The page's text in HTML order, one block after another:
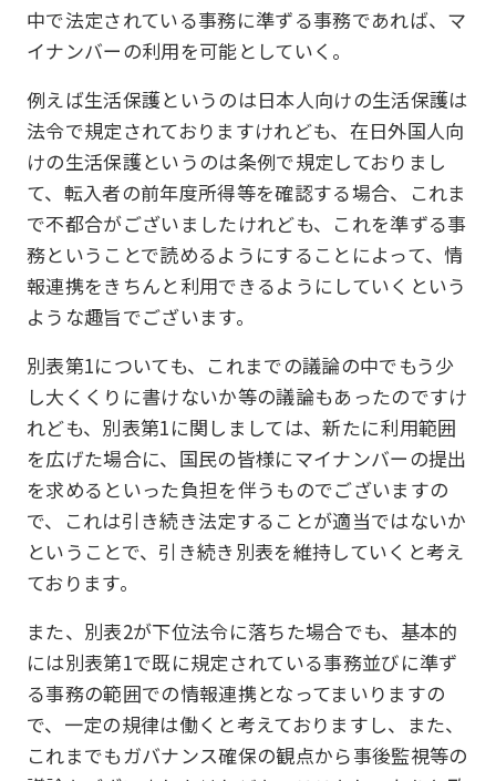
中で法定されている事務に準ずる事務であれば、マ
イナンバーの利用を可能としていく。
例えば生活保護というのは日本人向けの生活保護は
法令で規定されておりますけれども、在日外国人向
けの生活保護というのは条例で規定しておりまし
て、転入者の前年度所得等を確認する場合、これま
で不都合がございましたけれども、これを準ずる事
務ということで読めるようにすることによって、情
報連携をきちんと利用できるようにしていくという
ような趣旨でございます。
別表第1についても、これまでの議論の中でもう少
し大くくりに書けないか等の議論もあったのですけ
れども、別表第1に関しましては、新たに利用範囲
を広げた場合に、国民の皆様にマイナンバーの提出
を求めるといった負担を伴うものでございますの
で、これは引き続き法定することが適当ではないか
ということで、引き続き別表を維持していくと考え
ております。
また、別表2が下位法令に落ちた場合でも、基本的
には別表第1で既に規定されている事務並びに準ず
る事務の範囲での情報連携となってまいりますの
で、一定の規律は働くと考えておりますし、また、
これまでもガバナンス確保の観点から事後監視等の